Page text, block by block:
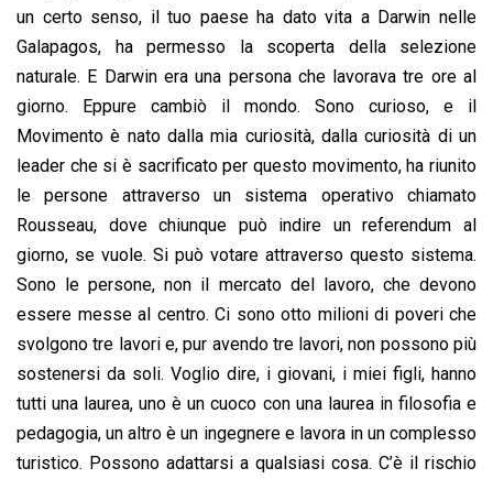
un certo senso, il tuo paese ha dato vita a Darwin nelle
Galapagos, ha permesso la scoperta della selezione
naturale. E Darwin era una persona che lavorava tre ore al
giorno. Eppure cambiò il mondo. Sono curioso, e il
Movimento è nato dalla mia curiosità, dalla curiosità di un
leader che si è sacrificato per questo movimento, ha riunito
le persone attraverso un sistema operativo chiamato
Rousseau, dove chiunque può indire un referendum al
giorno, se vuole. Si può votare attraverso questo sistema.
Sono le persone, non il mercato del lavoro, che devono
essere messe al centro. Ci sono otto milioni di poveri che
svolgono tre lavori e, pur avendo tre lavori, non possono più
sostenersi da soli. Voglio dire, i giovani, i miei figli, hanno
tutti una laurea, uno è un cuoco con una laurea in filosofia e
pedagogia, un altro è un ingegnere e lavora in un complesso
turistico. Possono adattarsi a qualsiasi cosa. C’è il rischio